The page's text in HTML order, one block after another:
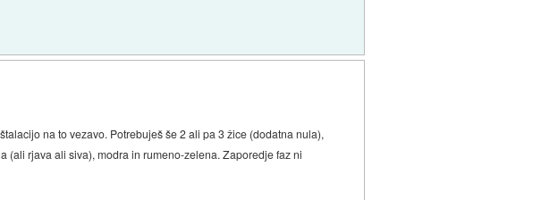
na to vezavo. Potrebuješ še 2 ali pa 3 žice (dodatna nula),
(ali rjava ali siva), modra in rumeno-zelena. Zaporedje faz ni